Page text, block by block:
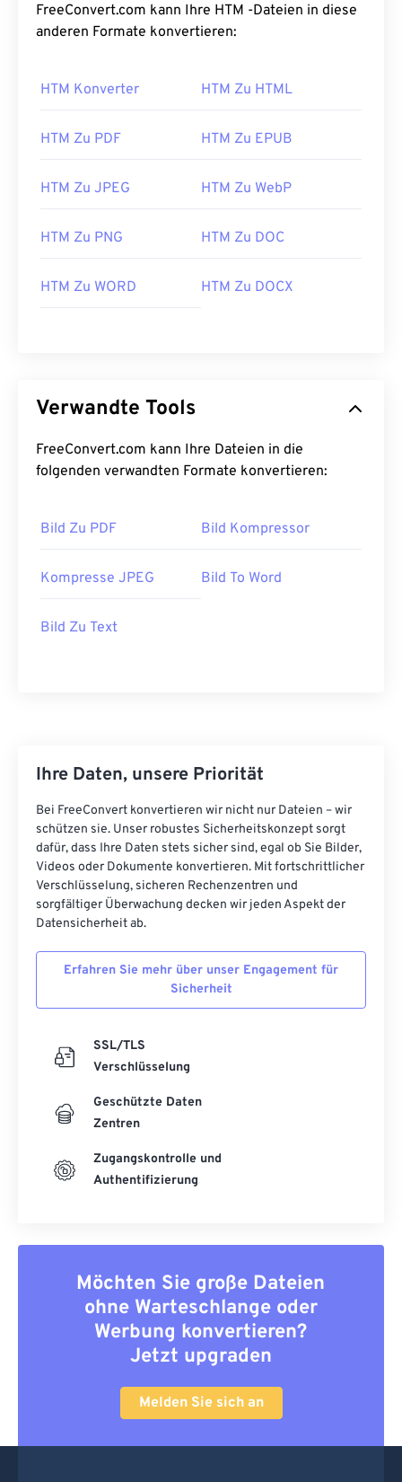
FreeConvert.com kann Ihre HTM -Dateien in diese
anderen Formate konvertieren:
HTM Konverter HTM Zu HTML
HTM Zu PDF HTM Zu EPUB
HTM Zu JPEG HTM Zu WebP
HTM Zu PNG HTM Zu DOC
HTM Zu WORD HTM Zu DOCX
Verwandte Tools
FreeConvert.com kann Ihre Dateien in die
folgenden verwandten Formate konvertieren:
Bild Zu PDF Bild Kompressor
Kompresse JPEG Bild To Word
Bild Zu Text
Ihre Daten, unsere Priorität
Bei FreeConvert konvertieren wir nicht nur Dateien – wir
schützen sie. Unser robustes Sicherheitskonzept sorgt
dafür, dass Ihre Daten stets sicher sind, egal ob Sie Bilder,
Videos oder Dokumente konvertieren. Mit fortschrittlicher
Verschlüsselung, sicheren Rechenzentren und
sorgfältiger Überwachung decken wir jeden Aspekt der
Datensicherheit ab.
Erfahren Sie mehr über unser Engagement für
Sicherheit
SSL/TLS
Verschlüsselung
Geschützte Daten
Zentren
Zugangskontrolle und
Authentifizierung
Möchten Sie große Dateien
ohne Warteschlange oder
Werbung konvertieren?
Jetzt upgraden
Melden Sie sich an